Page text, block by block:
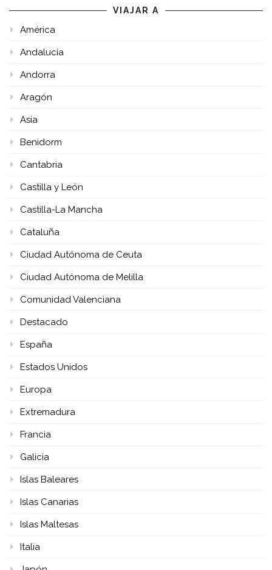
VIAJAR A
América
Andalucía
Andorra
Aragón
Asia
Benidorm
Cantabria
Castilla y León
Castilla-La Mancha
Cataluña
Ciudad Autónoma de Ceuta
Ciudad Autónoma de Melilla
Comunidad Valenciana
Destacado
España
Estados Unidos
Europa
Extremadura
Francia
Galicia
Islas Baleares
Islas Canarias
Islas Maltesas
Italia